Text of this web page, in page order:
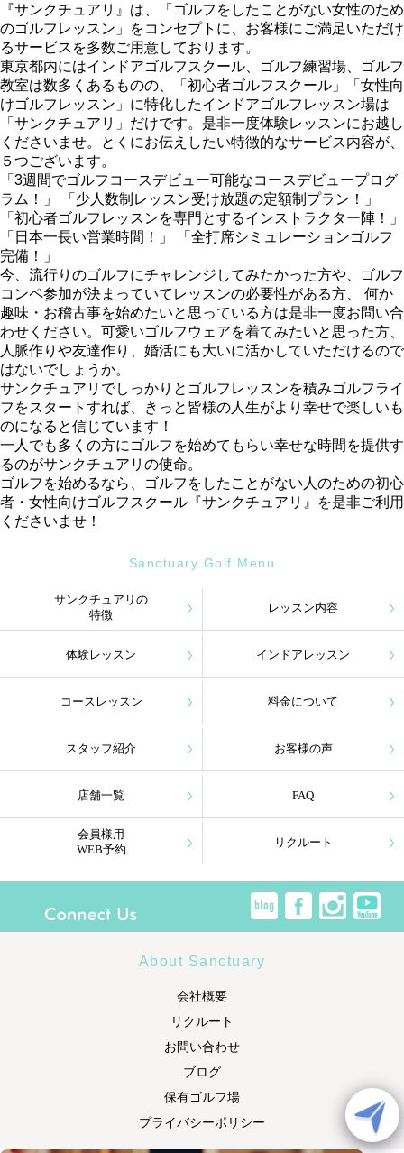
『サンクチュアリ』は、「ゴルフをしたことがない女性のため
のゴルフレッスン」をコンセプトに、お客様にご満足いただけ
るサービスを多数ご用意しております。
東京都内にはインドアゴルフスクール、ゴルフ練習場、ゴルフ
教室は数多くあるものの、「初心者ゴルフスクール」「女性向
けゴルフレッスン」に特化したインドアゴルフレッスン場は
「サンクチュアリ」だけです。是非一度体験レッスンにお越し
くださいませ。とくにお伝えしたい特徴的なサービス内容が、
５つございます。
「3週間でゴルフコースデビュー可能なコースデビュープログ
ラム！」 「少人数制レッスン受け放題の定額制プラン！」
「初心者ゴルフレッスンを専門とするインストラクター陣！」
「日本一長い営業時間！」 「全打席シミュレーションゴルフ
完備！」
今、流行りのゴルフにチャレンジしてみたかった方や、ゴルフ
コンペ参加が決まっていてレッスンの必要性がある方、 何か
趣味・お稽古事を始めたいと思っている方は是非一度お問い合
わせください。可愛いゴルフウェアを着てみたいと思った方、
人脈作りや友達作り、婚活にも大いに活かしていただけるので
はないでしょうか。
サンクチュアリでしっかりとゴルフレッスンを積みゴルフライ
フをスタートすれば、きっと皆様の人生がより幸せで楽しいも
のになると信じています！
一人でも多くの方にゴルフを始めてもらい幸せな時間を提供す
るのがサンクチュアリの使命。
ゴルフを始めるなら、ゴルフをしたことがない人のための初心
者・女性向けゴルフスクール『サンクチュアリ』を是非ご利用
くださいませ！
Sanctuary Golf Menu
サンクチュアリの
特徴
レッスン内容
体験レッスン インドアレッスン
コースレッスン 料金について
スタッフ紹介 お客様の声
店舗一覧 FAQ
会員様用
WEB予約
リクルート
About Sanctuary
会社概要
リクルート
お問い合わせ
ブログ
保有ゴルフ場
プライバシーポリシー